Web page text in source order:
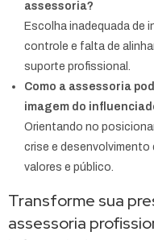
assessoria?
Escolha inadequada de
controle e falta de
suporte profissional.
Como a assessoria
imagem do
Orientando no
crise e
valores e público.
Transforme sua
assessoria